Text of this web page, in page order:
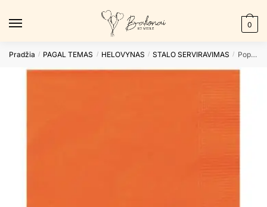
0
Pradžia / PAGAL TEMAS / HELOVYNAS / STALO SERVIRAVIMAS / Popierinės servetėlės ORANGE